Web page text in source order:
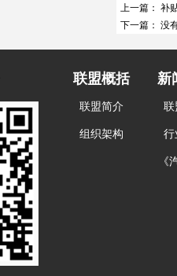
上一篇： 补
下一篇： 没
联盟概括
联盟简介
组织架构
新
联
行
《